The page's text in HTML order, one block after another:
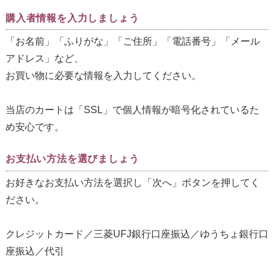
購入者情報を入力しましょう
「お名前」「ふりがな」「ご住所」「電話番号」「メール
アドレス」など、
お買い物に必要な情報を入力してください。
当店のカートは「SSL」で個人情報が暗号化されているた
め安心です。
お支払い方法を選びましょう
お好きなお支払い方法を選択し「次へ」ボタンを押してく
ださい。
クレジットカード／三菱UFJ銀行口座振込／ゆうちょ銀行口
座振込／代引